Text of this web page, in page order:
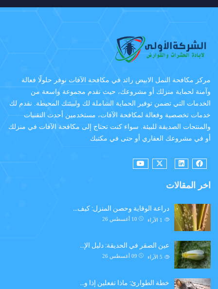
مركز مكافحة النمل الابيض رائد في مكافحة الآفات نوفر حلولًا فعالة
وآمنة لحماية منزلك أو مشروعك، حيث نقدم مجموعة واسعة من
الخدمات التي تضمن توفير الحماية الشاملة لك ولبيئتك المحيطة. نقدم لك
خدمات تخصصية وفعالة لمكافحة الآفات، مستخدمين أحدث التقنيات
والمنتجات الصديقة للبيئة. سواء كنت تحتاج إلى مكافحة الآفات في منزلك
أو في مشروعك العقاري أو حتى في مكتبك
اخر المقالات
دراعة الوقاية وحصن المنزل: كيف…
10 أغسطس 26 الآراء
عين الصقر في الحديقة: دليل الإ…
09 أغسطس 26 الآراء
خطة الطوارئ: ماذا تفعلين إذا و…